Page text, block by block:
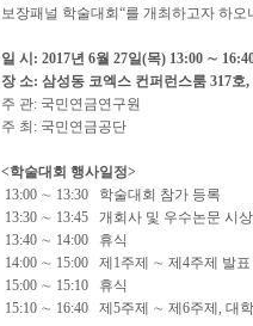
보장패널 학술대회 “를 개최하고자 하오
일 시 : 2017년 6월 27일(목) 13:00 ∼
장 소: 삼성동 코엑스 컨퍼런스룸 317호,
주 관: 국민연금연구원
주 최 : 국민연금공단
<학술대회 행사일정>
13:00 ∼ 13:30 학술대회 참가 등록
13:30 ∼ 13:45 개회사 및 우수논문 시
13:40 ∼ 14:00 휴식
14:00 ∼ 15:00 제 1주제 ∼ 제 4주제 발표
15:00 ∼ 15:10 휴식
15:10 ∼ 16:40 제 5주제 ∼ 제 6주제 , 대